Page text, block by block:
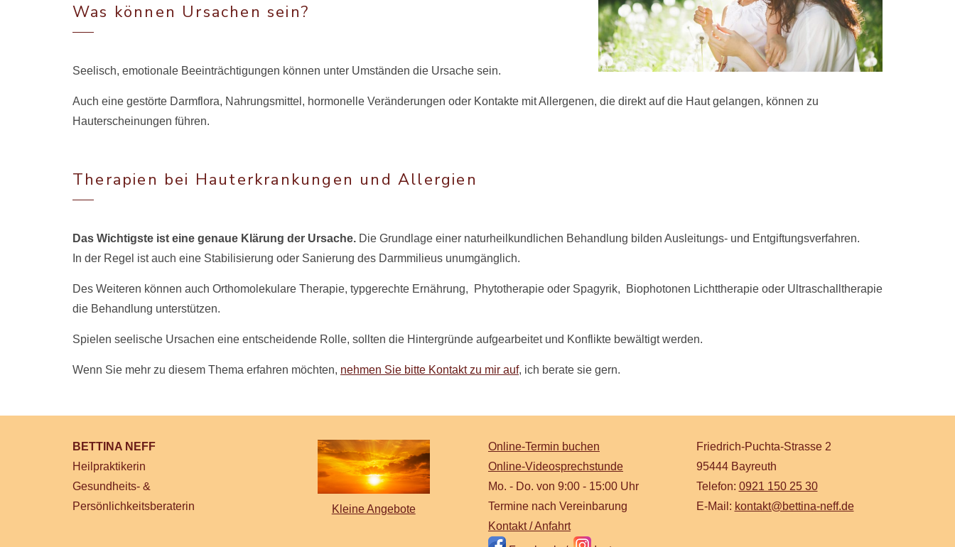
Was können Ursachen sein?
Seelisch, emotionale Beeinträchtigungen können unter Umständen die Ursache sein.
Auch eine gestörte Darmflora, Nahrungsmittel, hormonelle Veränderungen oder Kontakte mit Allergenen, die direkt auf die Haut gelangen, können zu
Hauterscheinungen führen.
Therapien bei Hauterkrankungen und Allergien
Das Wichtigste ist eine genaue Klärung der Ursache. Die Grundlage einer naturheilkundlichen Behandlung bilden Ausleitungs- und Entgiftungsverfahren.
In der Regel ist auch eine Stabilisierung oder Sanierung des Darmmilieus unumgänglich.
Des Weiteren können auch Orthomolekulare Therapie, typgerechte Ernährung, Phytotherapie oder Spagyrik, Biophotonen Lichttherapie oder Ultraschalltherapie
die Behandlung unterstützen.
Spielen seelische Ursachen eine entscheidende Rolle, sollten die Hintergründe aufgearbeitet und Konflikte bewältigt werden.
Wenn Sie mehr zu diesem Thema erfahren möchten, nehmen Sie bitte Kontakt zu mir auf, ich berate sie gern.
BETTINA NEFF
Heilpraktikerin
Gesundheits- &
Persönlichkeitsberaterin
Kleine Angebote
Online-Termin buchen
Online-Videosprechstunde
Mo. - Do. von 9:00 - 15:00 Uhr
Termine nach Vereinbarung
Kontakt / Anfahrt
Friedrich-Puchta-Strasse 2
95444 Bayreuth
Telefon: 0921 150 25 30
E-Mail: kontakt@bettina-neff.de